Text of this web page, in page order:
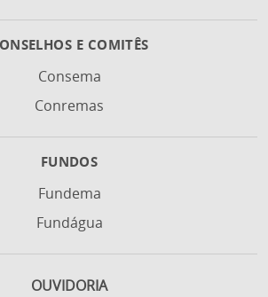
E COMITÊS
Consema
Conremas
FUNDOS
Fundema
Fundágua
OUVIDORIA